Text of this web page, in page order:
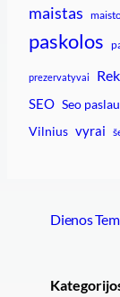
maistas
paskolos
prezervatyvai
SEO Seo
Vilnius vyrai
Dienos